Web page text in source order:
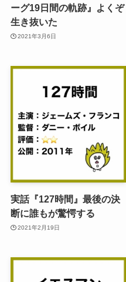
ーグ19日間の軌跡』よくぞ
生き抜いた
2021年3月6日
実話『127時間』最後の決
断に誰もが驚愕する
2021年2月19日